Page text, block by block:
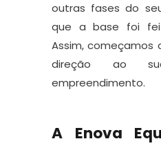
outras fases do
que a base foi
Assim,
direção ao
empreendimento.
A Enova